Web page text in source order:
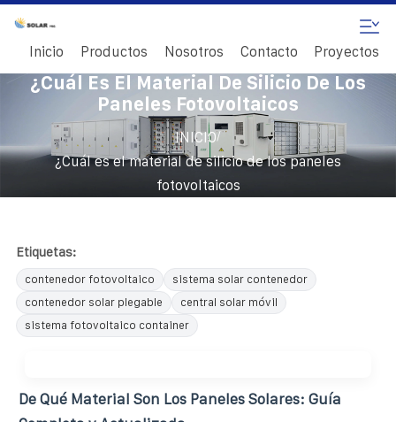
Inicio Productos Nosotros Contacto Proyectos
¿Cuál Es El Material De Silicio De Los
Paneles Fotovoltaicos
INICIO/
¿Cuál es el material de silicio de los paneles
fotovoltaicos
Etiquetas:
contenedor fotovoltaico
sistema solar contenedor
contenedor solar plegable
central solar móvil
sistema fotovoltaico container
De Qué Material Son Los Paneles Solares: Guía